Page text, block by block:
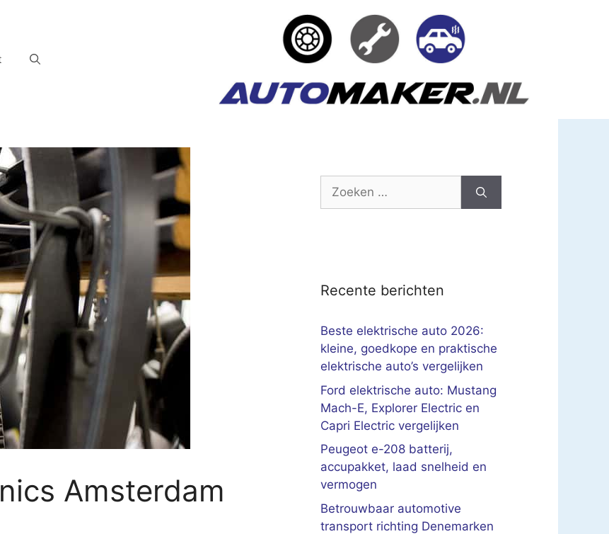
Amsterdam
Zoek
Recente berichten
Beste elektrische auto 2026:
kleine, goedkope en praktische
elektrische auto’s vergelijken
Ford elektrische auto: Mustang
Mach-E, Explorer Electric en
Capri Electric vergelijken
Peugeot e-208 batterij,
accupakket, laad snelheid en
vermogen
Betrouwbaar automotive
transport richting Denemarken